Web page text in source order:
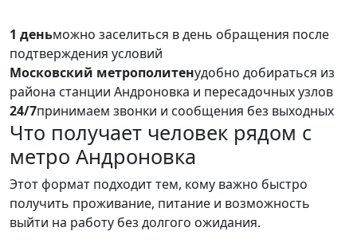
1 деньможно заселиться в день обращения после
подтверждения условий
Московский метрополитенудобно добираться из
района станции Андроновка и пересадочных узлов
24/7принимаем звонки и сообщения без выходных
Что получает человек рядом с
метро Андроновка
Этот формат подходит тем, кому важно быстро
получить проживание, питание и возможность
выйти на работу без долгого ожидания.